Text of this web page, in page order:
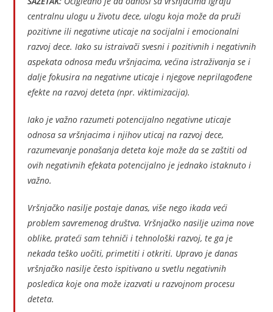
centralnu ulogu u životu dece, ulogu koja može da pruži
pozitivne ili negativne uticaje na socijalni i emocionalni
razvoj dece. Iako su istraivači svesni i pozitivnih i negativnih
aspekata odnosa među vršnjacima, većina istraživanja se i
dalje fokusira na negativne uticaje i njegove neprilagođene
efekte na razvoj deteta (npr. viktimizacija).
Iako je važno razumeti potencijalno negativne uticaje
odnosa sa vršnjacima i njihov uticaj na razvoj dece,
razumevanje ponašanja deteta koje može da se zaštiti od
ovih negativnih efekata potencijalno je jednako istaknuto i
važno.
Vršnjačko nasilje postaje danas, više nego ikada veći
problem savremenog društva. Vršnjačko nasilje uzima nove
oblike, prateći sam tehniči i tehnološki razvoj, te ga je
nekada teško uočiti, primetiti i otkriti. Upravo je danas
vršnjačko nasilje često ispitivano u svetlu negativnih
posledica koje ona može izazvati u razvojnom procesu
deteta.